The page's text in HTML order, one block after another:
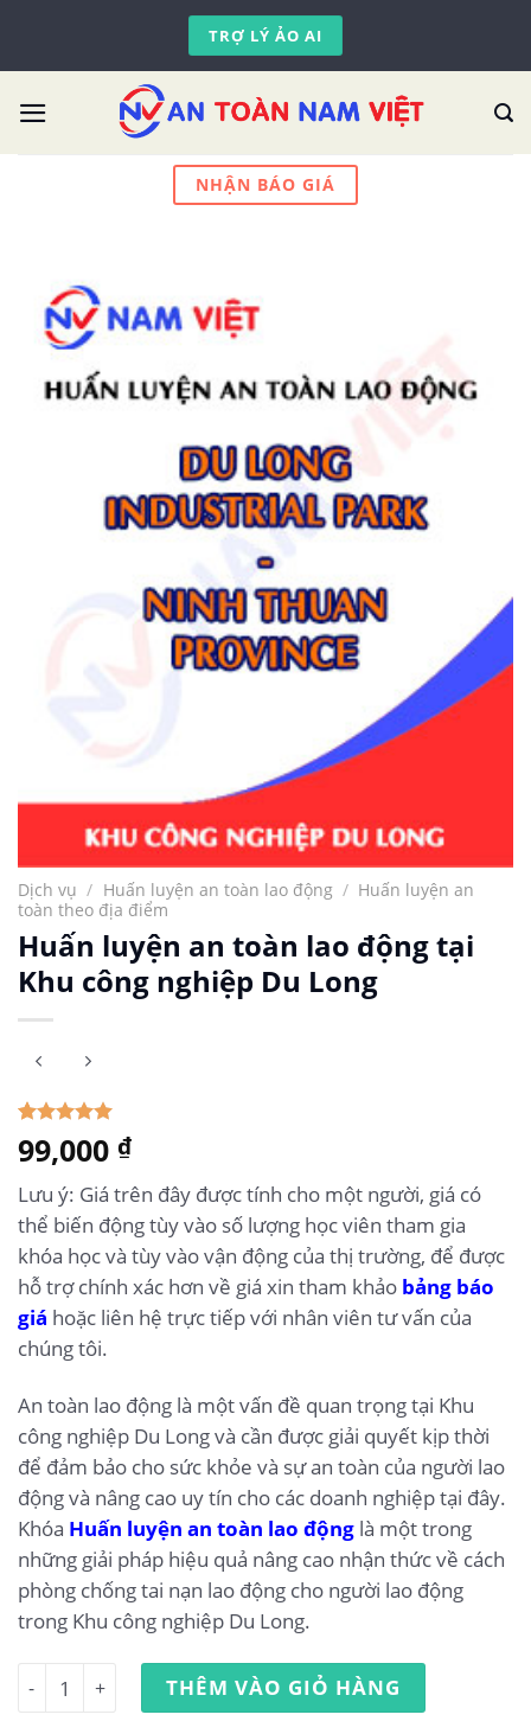
content
TRỢ LÝ ẢO AI
NHẬN BÁO GIÁ
Dịch vụ / Huấn luyện an toàn lao động / Huấn luyện an
toàn theo địa điểm
Huấn luyện an toàn lao động tại
Khu công nghiệp Du Long
5.00 trên 5
dựa trên
1
99,000 ₫
Lưu ý: Giá trên đây được tính cho một người, giá có
thể biến động tùy vào số lượng học viên tham gia
khóa học và tùy vào vận động của thị trường, để được
hỗ trợ chính xác hơn về giá xin tham khảo bảng báo
giá hoặc liên hệ trực tiếp với nhân viên tư vấn của
chúng tôi.
An toàn lao động là một vấn đề quan trọng tại Khu
công nghiệp Du Long và cần được giải quyết kịp thời
để đảm bảo cho sức khỏe và sự an toàn của người lao
động và nâng cao uy tín cho các doanh nghiệp tại đây.
Khóa Huấn luyện an toàn lao động là một trong
những giải pháp hiệu quả nâng cao nhận thức về cách
phòng chống tai nạn lao động cho người lao động
trong Khu công nghiệp Du Long.
Huấn luyện an toàn lao động tại Khu công nghiệp Du
THÊM VÀO GIỎ HÀNG